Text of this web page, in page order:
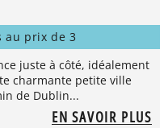
au prix de 3
juste à côté, idéalement
charmante petite ville
de Dublin...
EN SAVOIR PLUS